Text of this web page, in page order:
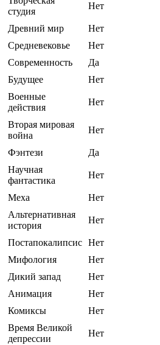
студия
Нет
Древний мир
Нет
Средневековье
Нет
Современность
Да
Будущее
Нет
Военные
действия
Нет
Вторая мировая
война
Нет
Фэнтези
Да
Научная
фантастика
Нет
Меха
Нет
Альтернативная
история
Нет
Постапокалипсис Нет
Мифология
Нет
Дикий запад
Нет
Анимация
Нет
Комиксы
Нет
Время Великой
депрессии
Нет